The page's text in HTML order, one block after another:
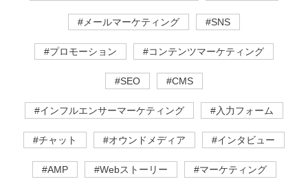
#メールマーケティング #SNS
#プロモーション #コンテンツマーケティング
#SEO #CMS
#インフルエンサーマーケティング #入力フォーム
#チャット #オウンドメディア #インタビュー
#AMP #Webストーリー #マーケティング